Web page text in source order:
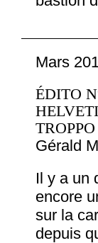
Mars
ÉDITO
TROPPO
Gérald
Il y a un
encore
sur la
depuis